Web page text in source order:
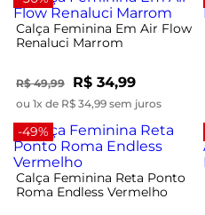
Calça Feminina Em Air Flow
Renaluci Marrom
R$ 49,99 R$ 34,99
ou 1x de R$ 34,99 sem juros
-49%
Calça Feminina Reta Ponto
Roma Endless Vermelho